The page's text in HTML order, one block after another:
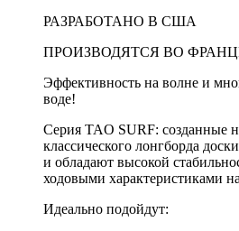
РАЗРАБОТАНО В США
ПРОИЗВОДЯТСЯ ВО
Эффективность на волне и
воде!
Серия TAO SURF: созданные
классического лонгборда
и обладают высокой
ходовыми характеристиками
Идеально подойдут: